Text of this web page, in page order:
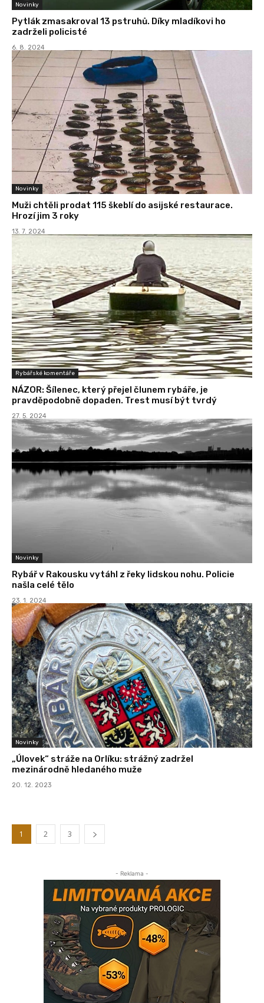
Novinky
Pytlák zmasakroval 13 pstruhů. Díky mladíkovi ho
zadrželi policisté
6. 8. 2024
Novinky
Muži chtěli prodat 115 škeblí do asijské restaurace.
Hrozí jim 3 roky
13. 7. 2024
Rybářské komentáře
NÁZOR: Šílenec, který přejel člunem rybáře, je
pravděpodobně dopaden. Trest musí být tvrdý
27. 5. 2024
Novinky
Rybář v Rakousku vytáhl z řeky lidskou nohu. Policie
našla celé tělo
23. 1. 2024
Novinky
„Úlovek“ stráže na Orlíku: strážný zadržel
mezinárodně hledaného muže
20. 12. 2023
1 2 3
- Reklama -